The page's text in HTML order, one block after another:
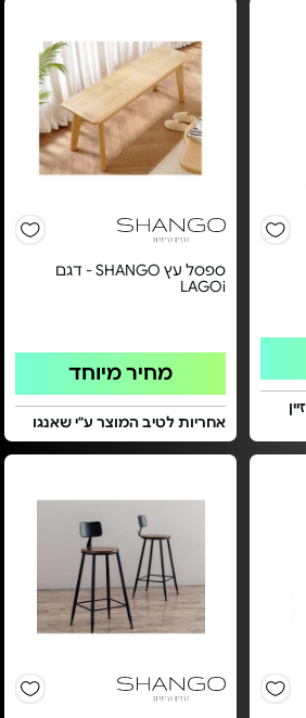
ספסל עץ SHANGO - דגם
LAGOi
מחיר מיוחד
אחריות לטיב המוצר ע"י שאנגו